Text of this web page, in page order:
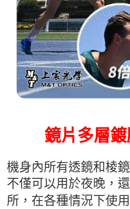
鏡片多層
機身內所有透鏡和棱
不僅可以用於夜晚，
所，在各種情況下使